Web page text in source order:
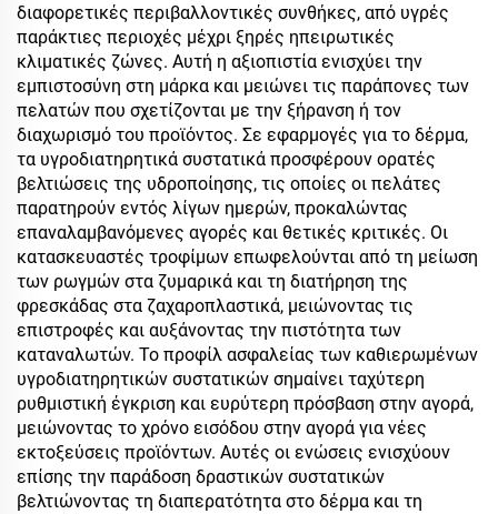
διαφορετικές περιβαλλοντικές συνθήκες, από υγρές
παράκτιες περιοχές μέχρι ξηρές ηπειρωτικές
κλιματικές ζώνες. Αυτή η αξιοπιστία ενισχύει την
εμπιστοσύνη στη μάρκα και μειώνει τις παράπονες των
πελατών που σχετίζονται με την ξήρανση ή τον
διαχωρισμό του προϊόντος. Σε εφαρμογές για το δέρμα,
τα υγροδιατηρητικά συστατικά προσφέρουν ορατές
βελτιώσεις της υδροποίησης, τις οποίες οι πελάτες
παρατηρούν εντός λίγων ημερών, προκαλώντας
επαναλαμβανόμενες αγορές και θετικές κριτικές. Οι
κατασκευαστές τροφίμων επωφελούνται από τη μείωση
των ρωγμών στα ζυμαρικά και τη διατήρηση της
φρεσκάδας στα ζαχαροπλαστικά, μειώνοντας τις
επιστροφές και αυξάνοντας την πιστότητα των
καταναλωτών. Το προφίλ ασφαλείας των καθιερωμένων
υγροδιατηρητικών συστατικών σημαίνει ταχύτερη
ρυθμιστική έγκριση και ευρύτερη πρόσβαση στην αγορά,
μειώνοντας το χρόνο εισόδου στην αγορά για νέες
εκτοξεύσεις προϊόντων. Αυτές οι ενώσεις ενισχύουν
επίσης την παράδοση δραστικών συστατικών
βελτιώνοντας τη διαπερατότητα στο δέρμα και τη